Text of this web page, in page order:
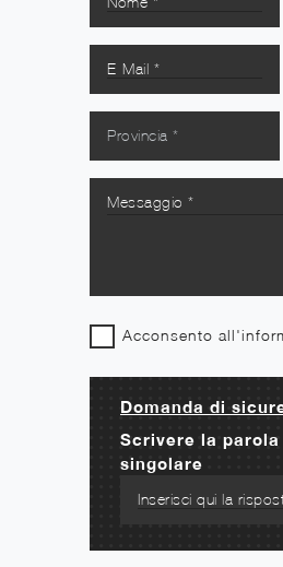
Acconsento
Domanda di
Scrivere la
singolare